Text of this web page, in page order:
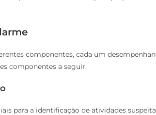
componentes, cada um
componentes a seguir.
para a identificação de atividades